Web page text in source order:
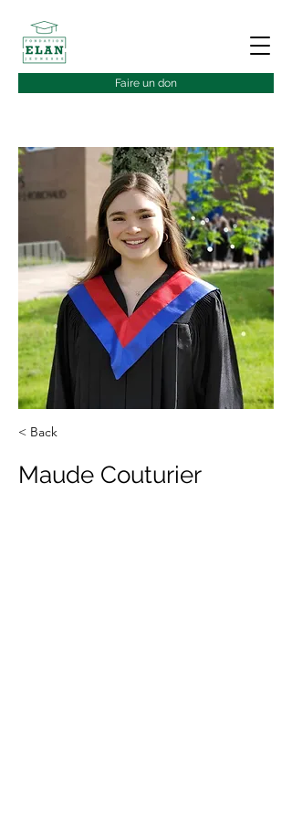
Faire un don
< Back
Maude Couturier